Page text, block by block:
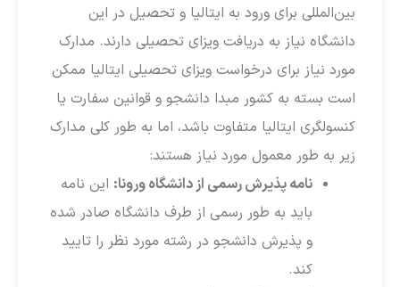
بین‌المللی برای ورود به ایتالیا و تحصیل در این
دانشگاه نیاز به دریافت ویزای تحصیلی دارند. مدارک
مورد نیاز برای درخواست ویزای تحصیلی ایتالیا ممکن
است بسته به کشور مبدا دانشجو و قوانین سفارت یا
کنسولگری ایتالیا متفاوت باشد، اما به طور کلی مدارک
زیر به طور معمول مورد نیاز هستند:
نامه پذیرش رسمی از دانشگاه ورونا: این نامه
باید به طور رسمی از طرف دانشگاه صادر شده
و پذیرش دانشجو در رشته مورد نظر را تایید
کند.